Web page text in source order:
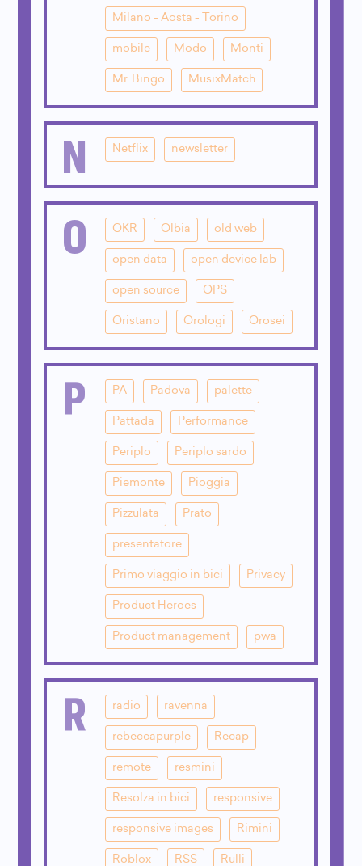
Milano - Aosta - Torino
mobile Modo Monti
Mr. Bingo MusixMatch
N Netflix newsletter
O OKR Olbia old web
open data open device lab
open source OPS
Oristano Orologi Orosei
P PA Padova palette
Pattada Performance
Periplo Periplo sardo
Piemonte Pioggia
Pizzulata Prato
presentatore
Primo viaggio in bici Privacy
Product Heroes
Product management pwa
R radio ravenna
rebeccapurple Recap
remote resmini
Resolza in bici responsive
responsive images Rimini
Roblox RSS Rulli